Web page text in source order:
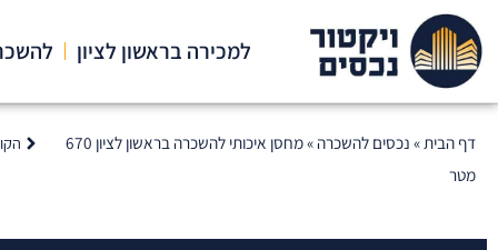
דילוג
לתוכן
למכירה בראשון לציון
דף הבית» נכסים להשכרה »
מחסן איכותי להשכרה בראשון לציון 670
מטר
קודם